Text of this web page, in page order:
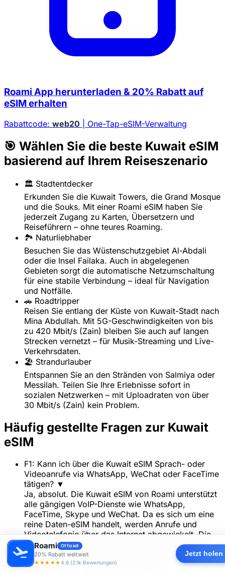
Roami App herunterladen & 20% Rabatt auf
eSIM erhalten
Rabattcode: web20 | One-Tap-eSIM-Verwaltung
🎯 Wählen Sie die beste Kuwait eSIM
basierend auf Ihrem Reiseszenario
🏛️ Stadtentdecker
Erkunden Sie die Kuwait Towers, die Grand Mosque
und die Souks. Mit einer Roami eSIM haben Sie
jederzeit Zugang zu Karten, Übersetzern und
Reiseführern – ohne teures Roaming.
🏞️ Naturliebhaber
Besuchen Sie das Wüstenschutzgebiet Al-Abdali
oder die Insel Failaka. Auch in abgelegenen
Gebieten sorgt die automatische Netzumschaltung
für eine stabile Verbindung – ideal für Navigation
und Notfälle.
🚗 Roadtripper
Reisen Sie entlang der Küste von Kuwait-Stadt nach
Mina Abdullah. Mit 5G-Geschwindigkeiten von bis
zu 420 Mbit/s (Zain) bleiben Sie auch auf langen
Strecken vernetzt – für Musik-Streaming und Live-
Verkehrsdaten.
🏖️ Strandurlauber
Entspannen Sie an den Stränden von Salmiya oder
Messilah. Teilen Sie Ihre Erlebnisse sofort in
sozialen Netzwerken – mit Uploadraten von über
30 Mbit/s (Zain) kein Problem.
Häufig gestellte Fragen zur Kuwait
eSIM
F1: Kann ich über die Kuwait eSIM Sprach- oder
Videoanrufe via WhatsApp, WeChat oder FaceTime
tätigen? ▼
Ja, absolut. Die Kuwait eSIM von Roami unterstützt
alle gängigen VoIP-Dienste wie WhatsApp,
FaceTime, Skype und WeChat. Da es sich um eine
reine Daten-eSIM handelt, werden Anrufe und
Videotelefonie über das Internet abgewickelt. Die
hohen 5G-Geschwindigkeiten (bis zu 420 Mbit/s
Download) sorgen für eine kristallklare Audio- und
Videoqualität ohne Unterbrechungen.
Roami Offiziell
20% Rabatt weltweit
★★★★★4.8 (2.1k Bewertungen)
Jetzt holen